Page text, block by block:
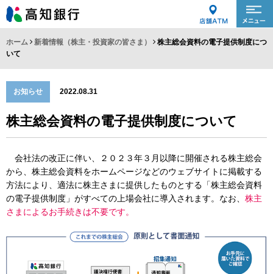
ホーム 新着情報（株主・投資家の皆さま）
株主総会資料の電子提供制度につ
いて
お知らせ 2022.08.31
株主総会資料の電子提供制度について
会社法の改正に伴い、２０２３年３月以降に開催される株主総会
から、株主総会資料をホームページなどのウェブサイトに掲載する
方法により、適法に株主さまに提供したものとする「株主総会資料
の電子提供制度」がすべての上場会社に導入されます。なお、 株主
さまによるお手続きは不要です。